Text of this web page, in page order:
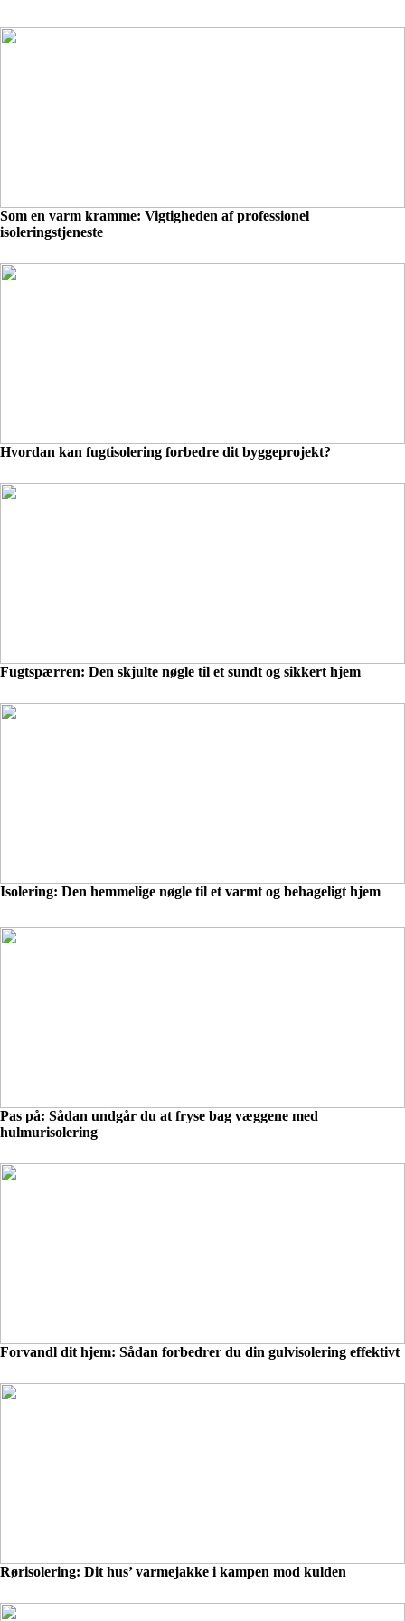
Som en varm kramme: Vigtigheden af professionel
isoleringstjeneste
Hvordan kan fugtisolering forbedre dit byggeprojekt?
Fugtspærren: Den skjulte nøgle til et sundt og sikkert hjem
Isolering: Den hemmelige nøgle til et varmt og behageligt hjem
Pas på: Sådan undgår du at fryse bag væggene med
hulmurisolering
Forvandl dit hjem: Sådan forbedrer du din gulvisolering effektivt
Rørisolering: Dit hus’ varmejakke i kampen mod kulden